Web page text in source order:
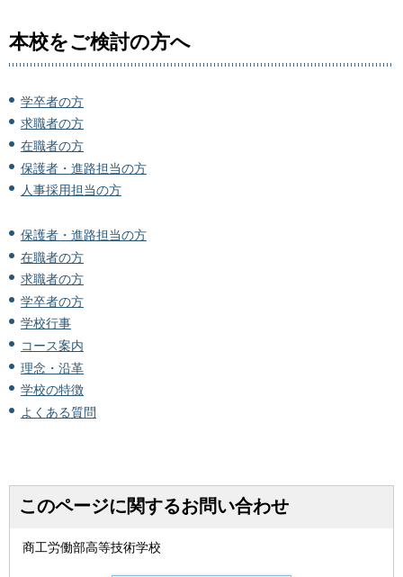
本校をご検討の方へ
学卒者の方
求職者の方
在職者の方
保護者・進路担当の方
人事採用担当の方
保護者・進路担当の方
在職者の方
求職者の方
学卒者の方
学校行事
コース案内
理念・沿革
学校の特徴
よくある質問
このページに関するお問い合わせ
商工労働部高等技術学校